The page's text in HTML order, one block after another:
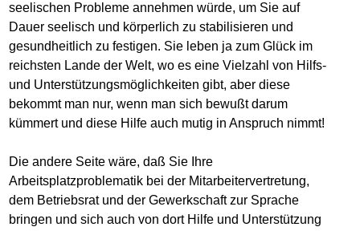
seelischen Probleme annehmen würde, um Sie auf
Dauer seelisch und körperlich zu stabilisieren und
gesundheitlich zu festigen. Sie leben ja zum Glück im
reichsten Lande der Welt, wo es eine Vielzahl von Hilfs-
und Unterstützungsmöglichkeiten gibt, aber diese
bekommt man nur, wenn man sich bewußt darum
kümmert und diese Hilfe auch mutig in Anspruch nimmt!
Die andere Seite wäre, daß Sie Ihre
Arbeitsplatzproblematik bei der Mitarbeitervertretung,
dem Betriebsrat und der Gewerkschaft zur Sprache
bringen und sich auch von dort Hilfe und Unterstützung